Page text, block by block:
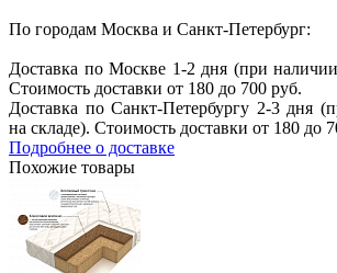
По городам Москва и Санкт-Петербург:
Доставка по Москве 1-2 дня (при
Стоимость доставки от 180 до 700 руб.
Доставка по Санкт-Петербургу 2-3 дня
на складе). Стоимость доставки от 180 до
Подробнее о доставке
Похожие товары